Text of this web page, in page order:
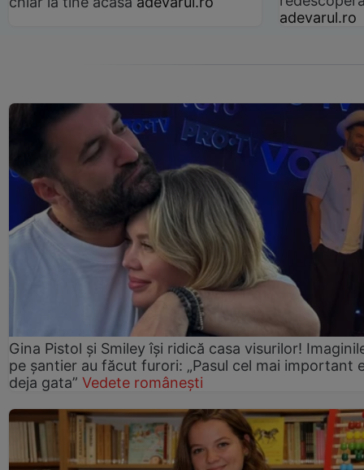
adevarul.ro
Gina Pistol și Smiley își ridică casa visurilor!
pe șantier au făcut furori: „Pasul cel mai important
deja gata” Vedete românești